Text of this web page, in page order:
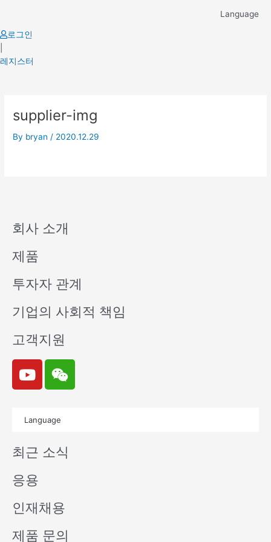
content
Language
로그인
레지스터
supplier-img
By bryan / 2020.12.29
회사 소개
제품
투자자 관계
기업의 사회적 책임
고객지원
Y
o
u
e
W
e
i
n
Language
최근 소식
응용
인재채용
제품 문의